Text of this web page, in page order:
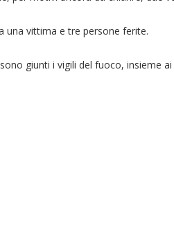
una vittima e tre persone ferite.
giunti i vigili del fuoco, insieme